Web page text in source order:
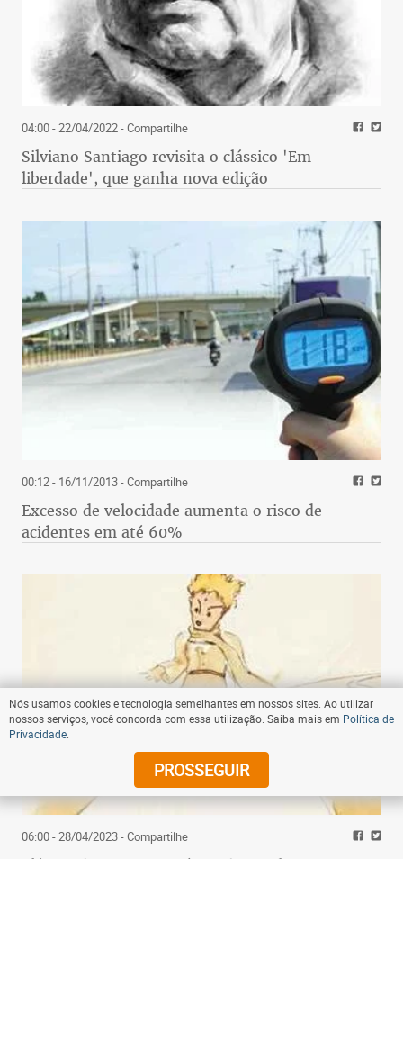
04:00 - 22/04/2022- Compartilhe
Silviano Santiago revisita o clássico 'Em
liberdade', que ganha nova edição
00:12 - 16/11/2013- Compartilhe
Excesso de velocidade aumenta o risco de
acidentes em até 60%
06:00 - 28/04/2023- Compartilhe
Clássico 'O pequeno príncipe' completa 80 anos
Nós usamos cookies e tecnologia semelhantes em nossos sites. Ao utilizar
nossos serviços, você concorda com essa utilização. Saiba mais em Política de
Privacidade
PROSSEGUIR